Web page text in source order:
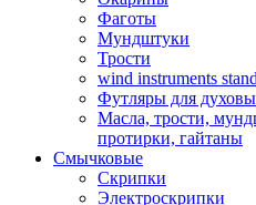
Фаготы
Мундштуки
Трости
wind instruments
Футляры для
Масла, трости,
протирки, гайтаны
Смычковые
Скрипки
Электроскрипки